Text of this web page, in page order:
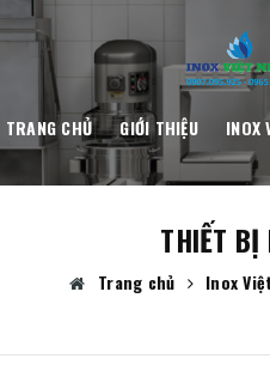
TRANG CHỦ GIỚI THIỆU INOX
THIẾT BỊ
Trang chủ Inox